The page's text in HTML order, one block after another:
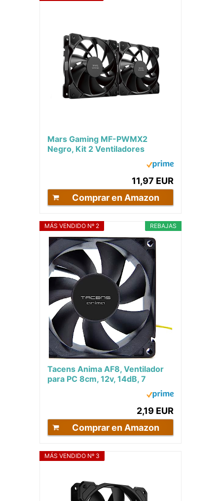
Mars Gaming MF-PWMX2
Negro, Kit 2 Ventiladores
120mm, Ultra silenciosos FDB
11,97 EUR
Comprar en Amazon
REBAJAS
MÁS VENDIDO Nº 2
Tacens Anima AF8, Ventilador
para PC 8cm, 12v, 14dB, 7
2,19 EUR
Comprar en Amazon
MÁS VENDIDO Nº 3